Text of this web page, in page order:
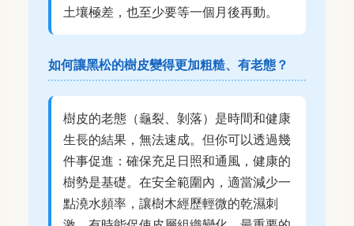
土壤極差，也至少要等一個月後再動。
如何讓黑松的樹皮變得更加粗糙、有老態？
樹皮的老態（龜裂、剝落）是時間和健康
生長的結果，無法速成。但你可以透過幾
件事促進：確保充足日照和通風，健康的
樹勢是基礎。在安全範圍內，適當減少一
點澆水頻率，讓樹木經歷輕微的乾濕刺